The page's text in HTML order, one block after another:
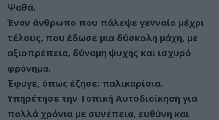
Ψαθά.
Έναν άνθρωπο που πάλεψε γενναία μέχρι
τέλους, που έδωσε μια δύσκολη μάχη, με
αξιοπρέπεια, δύναμη ψυχής και ισχυρό
φρόνημα.
Έφυγε, όπως έζησε: παλικαρίσια.
Υπηρέτησε την Τοπική Αυτοδιοίκηση για
πολλά χρόνια με συνέπεια, ευθύνη και